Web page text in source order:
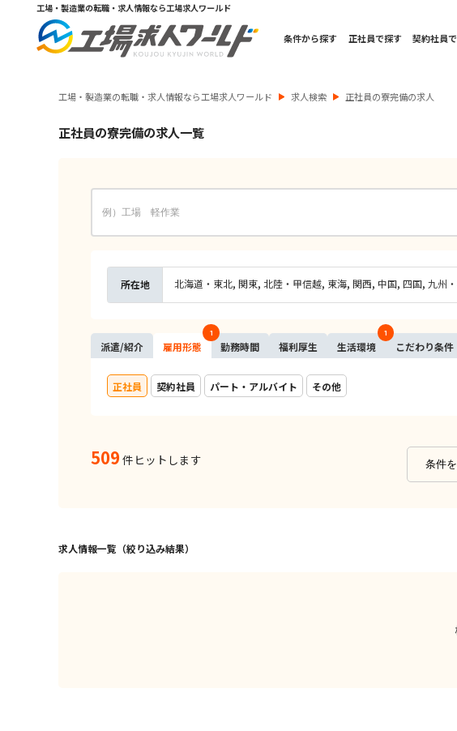
工場・製造業の転職・求人情報なら工場求人ワールド
条件から探す 正社員で探す 契約社員
工場・製造業の転職・求人情報なら工場求人ワールド 求人検索 正社員の寮完備の求人
正社員の寮完備の求人一覧
所在地 北海道・東北 関東 北陸・甲信越 東海 関西 中国 四国 九州
派遣/紹介 雇用形態
1
勤務時間 福利厚生 生活環境
1
こだわり条件
正社員 契約社員 パート・アルバイト その他
509 件ヒットします 条件
求人情報一覧（絞り込み結果）